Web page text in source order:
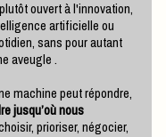
artificielle ou
sans pour autant
aveugle .
machine peut répondre,
jusqu’où nous
prioriser, négocier,